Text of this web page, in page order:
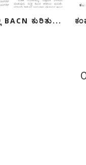
BACN ಕುರಿತು...